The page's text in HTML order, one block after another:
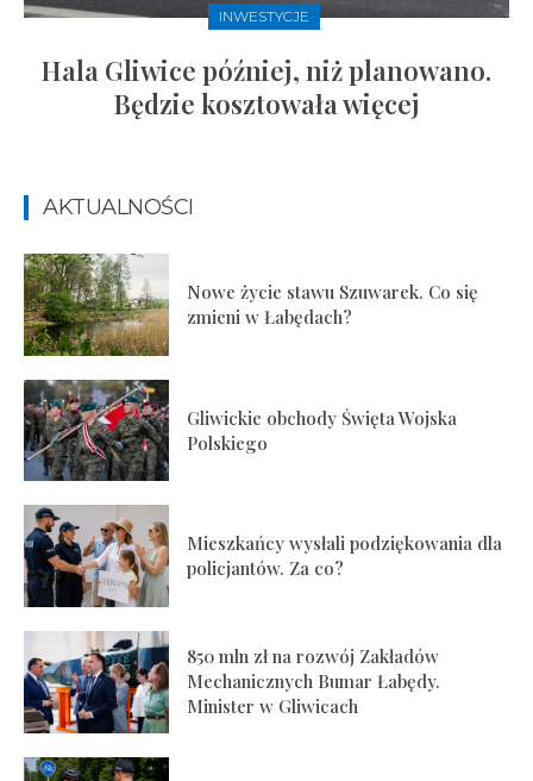
INWESTYCJE
Hala Gliwice później, niż planowano.
Będzie kosztowała więcej
AKTUALNOŚCI
Nowe życie stawu Szuwarek. Co się
zmieni w Łabędach?
Gliwickie obchody Święta Wojska
Polskiego
Mieszkańcy wysłali podziękowania dla
policjantów. Za co?
850 mln zł na rozwój Zakładów
Mechanicznych Bumar Łabędy.
Minister w Gliwicach